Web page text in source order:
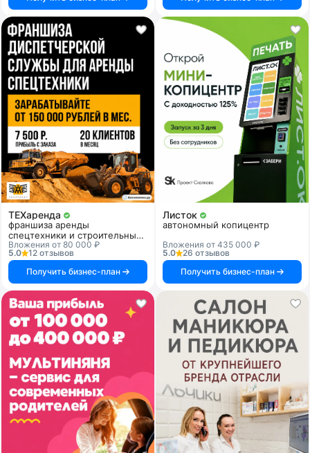
ТЕХаренда
франшиза аренды
спецтехники и строительных
услуг
Вложения от 80 000 ₽
5.0
12 отзывов
Получить бизнес-план
Листок
автономный копицентр
Вложения от 435 000 ₽
5.0
26 отзывов
Получить бизнес-план